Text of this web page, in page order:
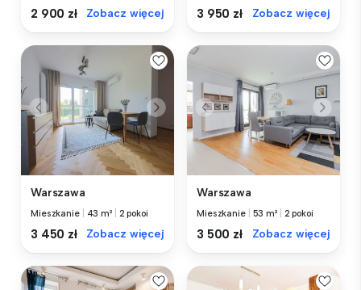
2 900 zł Zobacz więcej 3 950 zł Zobacz więcej
Warszawa
Mieszkanie 43 m² 2 pokoi
3 450 zł Zobacz więcej
Warszawa
Mieszkanie 53 m² 2 pokoi
3 500 zł Zobacz więcej